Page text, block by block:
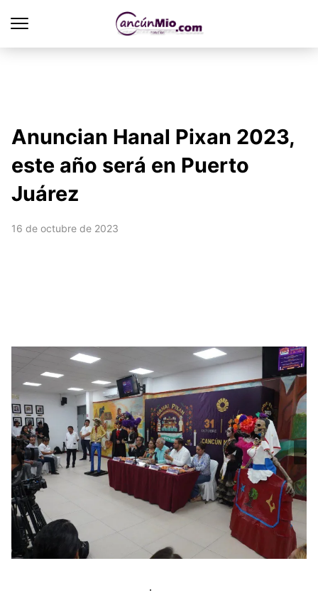
Anuncian Hanal Pixan 2023,
este año será en Puerto
Juárez
16 de octubre de 2023